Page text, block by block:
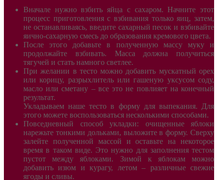
Вначале нужно взбить яйца с сахаром. Начните этот
процесс приготовления с взбивания только яиц, затем,
не останавливаясь, введите сахарный песок и взбивайте
яично-сахарную смесь до образования кремового цвета.
После этого добавьте в полученную массу муку и
продолжайте взбивать. Масса должна получиться
тягучей и стать намного светлее.
При желании в тесто можно добавить мускатный орех
или корицу, разрыхлитель или гашеную уксусом соду,
масло или сметану – все это не повлияет на конечный
результат.
Укладываем наше тесто в форму для выпекания. Для
этого можете воспользоваться несколькими способами.
Повседневный способ укладки: очищенные яблоки
нарежьте тонкими дольками, выложите в форму. Сверху
залейте полученной массой и оставьте на некоторое
время в таком виде. Это нужно для заполнения тестом
пустот между яблоками. Зимой к яблокам можно
добавить изюм и курагу, летом – различные свежие
ягоды и сливы.